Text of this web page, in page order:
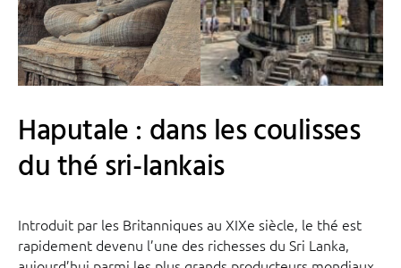
Haputale : dans les coulisses
du thé sri-lankais
Introduit par les Britanniques au XIXe siècle, le thé est
rapidement devenu l’une des richesses du Sri Lanka,